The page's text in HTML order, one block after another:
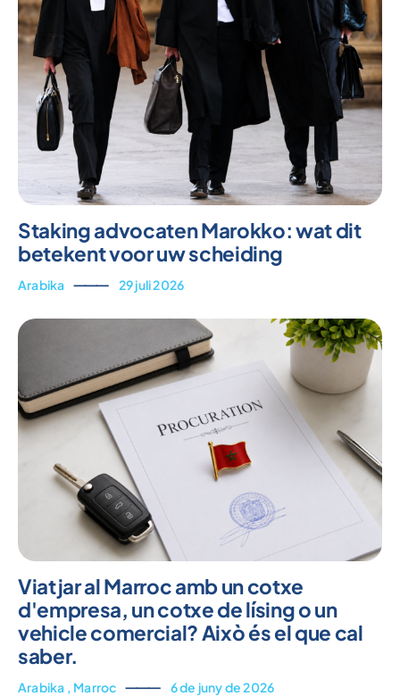
Staking advocaten Marokko: wat dit
betekent voor uw scheiding
Arabika ⸻ 29 juli 2026
Viatjar al Marroc amb un cotxe
d'empresa, un cotxe de lísing o un
vehicle comercial? Això és el que cal
saber.
Arabika Marroc ⸻ 6 de juny de 2026